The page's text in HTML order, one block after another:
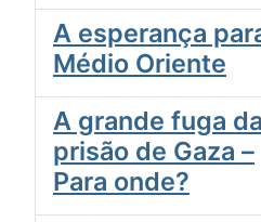
A esperança
Médio Oriente
A grande fuga da
prisão de Gaza –
Para onde?